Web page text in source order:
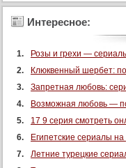
Интересное:
Розы и грехи —
Клюквенный шербет:
Запретная любовь:
Возможная любовь —
17 9 серия смотреть
Египетские сериалы
Летние турецкие